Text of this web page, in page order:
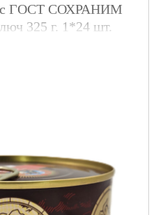
с ГОСТ СОХРАНИМ
(КТК) ключ 325 г. 1*24 шт.